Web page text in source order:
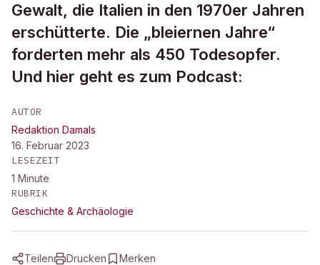
Gewalt, die Italien in den 1970er Jahren
erschütterte. Die „bleiernen Jahre“
forderten mehr als 450 Todesopfer.
Und hier geht es zum Podcast:
AUTOR
Redaktion Damals
16. Februar 2023
LESEZEIT
1 Minute
RUBRIK
Geschichte & Archäologie
Teilen Drucken Merken